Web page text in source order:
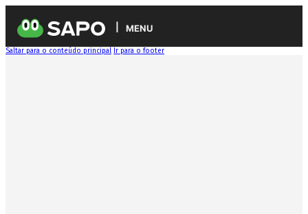
MENU
Saltar para o conteúdo principal Ir para o footer